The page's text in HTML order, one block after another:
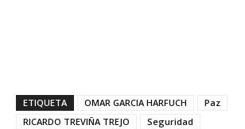
ETIQUETA OMAR GARCIA HARFUCH
Paz
RICARDO TREVIÑA TREJO
Seguridad